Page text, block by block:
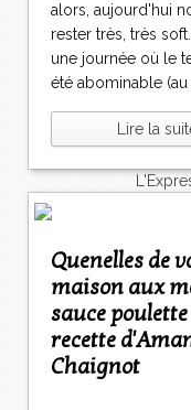
alors, aujourd'hui
rester très, très
une journée où le
été abominable (au
Lire la
Quenelles de volaille
maison aux
sauce poulette
recette
Chaignot